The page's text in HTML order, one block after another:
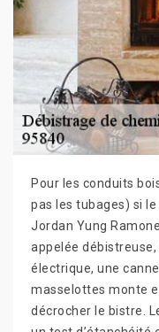
Pour les conduits
pas les tubages) si
Jordan Yung
appelée
électrique, une
masselottes monte
décrocher le bistre.